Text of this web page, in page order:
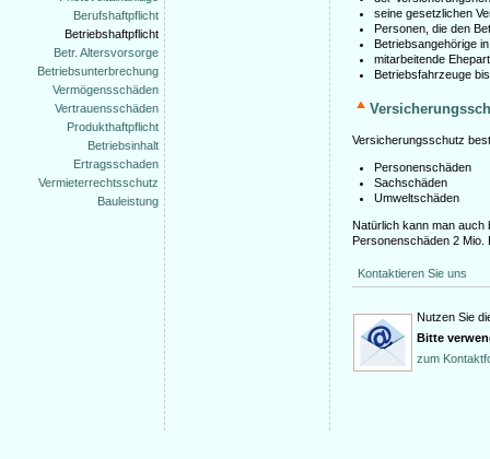
Berufshaftpflicht
Betriebshaftpflicht
Betr. Altersvorsorge
Betriebsunterbrechung
Vermögensschäden
Vertrauensschäden
Produkthaftpflicht
Betriebsinhalt
Ertragsschaden
Vermieterrechtsschutz
Bauleistung
seine gesetzlichen
Personen, die den
Betriebsangehörige
mitarbeitende
Betriebsfahrzeuge
Versicherungsschutz
Personenschäden
Sachschäden
Umweltschäden
Natürlich kann man auch
Personenschäden 2 Mio.
Kontaktieren Sie uns
Nutzen Sie
Bitte
zum